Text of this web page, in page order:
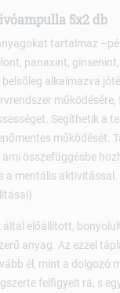
5x2 db
tartalmaz
panaxint,
alkalmazva
Segíthetik a
működését.
összefüggésbe
a mentális
által előállított,
anyag. Az ezzel
él, mint a dolgozó
felfigyelt rá, s